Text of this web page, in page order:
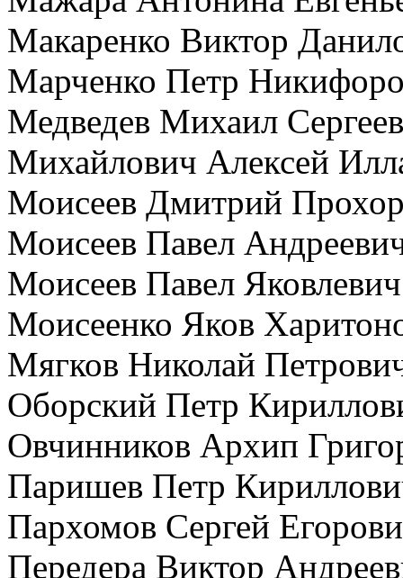
Макаренко Виктор
Марченко Петр
Медведев Михаил
Михайлович Алексей
Моисеев Дмитрий
Моисеев Павел
Моисеев Павел Яковлевич
Моисеенко Яков
Мягков Николай
Оборский Петр
Овчинников Архип
Паришев Петр
Пархомов Сергей
Передера Виктор